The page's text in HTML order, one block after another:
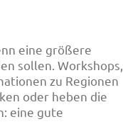
eine größere
sollen. Workshops,
zu Regionen
oder heben die
eine gute